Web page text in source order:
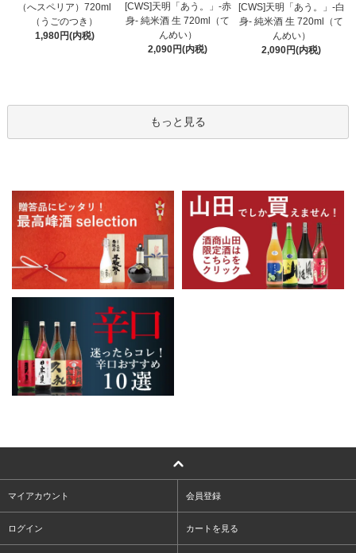
（へスペリア）720ml
（うごのつき）
1,980円(内税)
[CWS]天明「あう。」-赤
身- 純米酒 生 720ml（て
んめい）
2,090円(内税)
[CWS]天明「あう。」-白
身- 純米酒 生 720ml（て
んめい）
2,090円(内税)
もっと見る
マイアカウント 会員登録
ログイン カートを見る